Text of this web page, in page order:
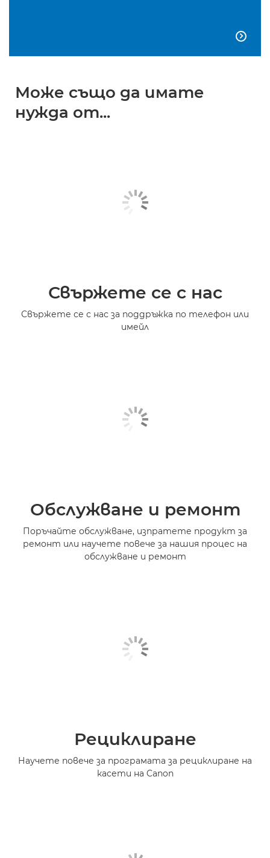

Може също да имате
нужда от...
Свържете се с нас
Свържете се с нас за поддръжка по телефон или
имейл
Обслужване и ремонт
Поръчайте обслужване, изпратете продукт за
ремонт или научете повече за нашия процес на
обслужване и ремонт
Рециклиране
Научете повече за програмата за рециклиране на
касети на Canon